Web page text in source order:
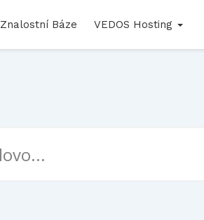
Znalostní Báze VEDOS Hosting